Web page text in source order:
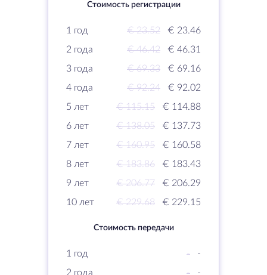
Стоимость регистрации
1 год € 23.52
€ 23.46
2 года
€ 46.42
€ 46.31
3 года
€ 69.33
€ 69.16
4 года
€ 92.24
€ 92.02
5 лет
€ 115.15
€ 114.88
6 лет
€ 138.05
€ 137.73
7 лет
€ 160.95
€ 160.58
8 лет
€ 183.86
€ 183.43
9 лет
€ 206.77
€ 206.29
10 лет
€ 229.68 € 229.15
Стоимость передачи
1 год -
-
2 года
-
-